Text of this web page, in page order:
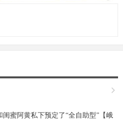

蜜阿黄私下预定了“全自助型”【峨